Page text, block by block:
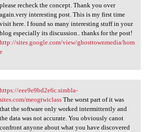
please recheck the concept. Thank you over
again.very interesting post. This is my first time
visit here. I found so many interesting stuff in your
blog especially its discussion.. thanks for the post!
http://sites.google.com/view/ghosttownmedia/hom
e
eee9e9bd2e6c.simbla
https://eee9e9bd2e6c.simbla-
sites.com/meogtwiclassThe worst part of it was
that the software only worked intermittently and
the data was not accurate. You obviously canot
confront anyone about what you have discovered